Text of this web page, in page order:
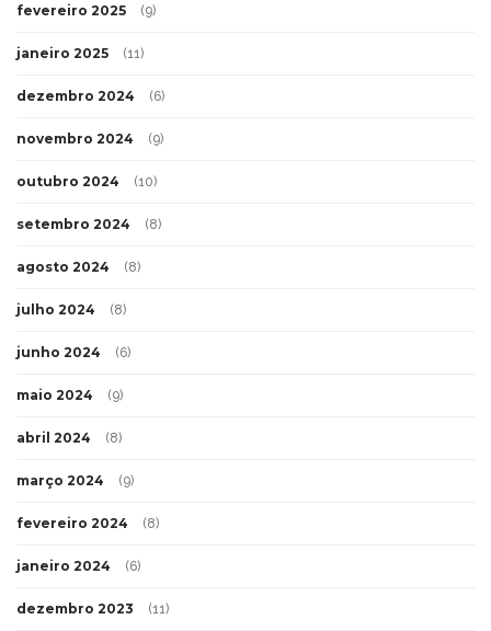
fevereiro 2025 (9)
janeiro 2025 (11)
dezembro 2024 (6)
novembro 2024 (9)
outubro 2024 (10)
setembro 2024 (8)
agosto 2024 (8)
julho 2024 (8)
junho 2024 (6)
maio 2024 (9)
abril 2024 (8)
março 2024 (9)
fevereiro 2024 (8)
janeiro 2024 (6)
dezembro 2023 (11)